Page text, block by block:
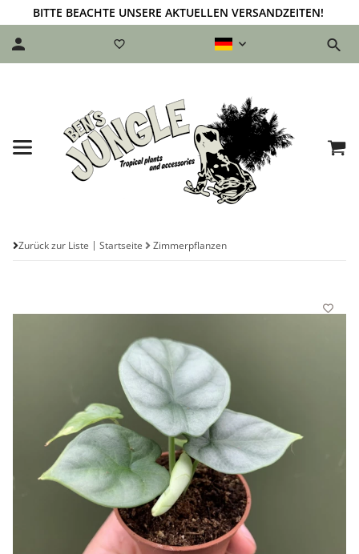
BITTE BEACHTE UNSERE AKTUELLEN VERSANDZEITEN!
Zurück zur Liste Startseite Zimmerpflanzen